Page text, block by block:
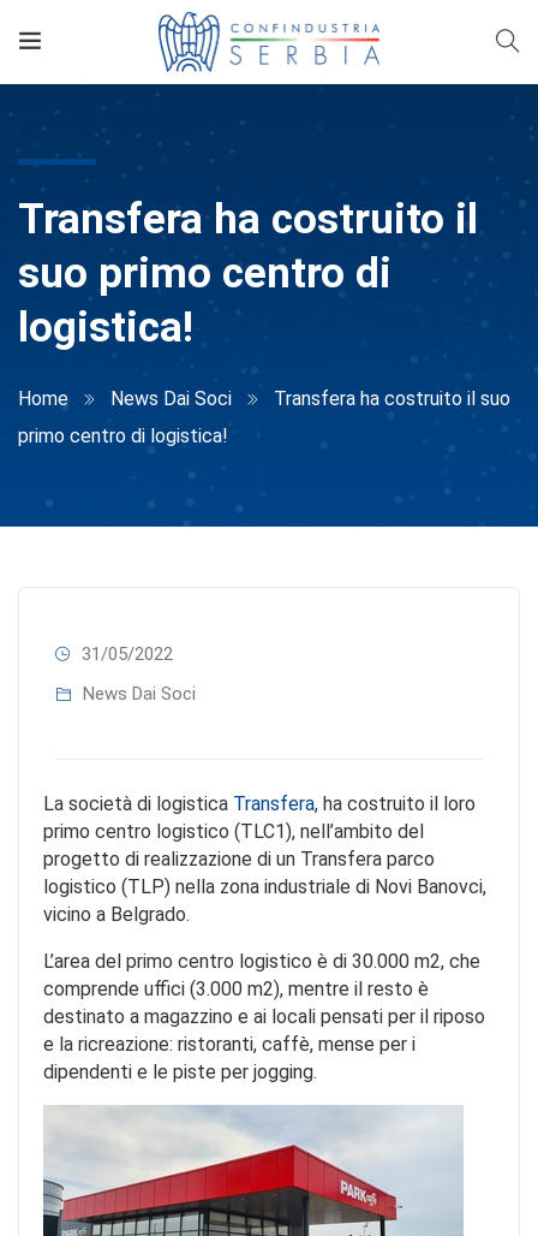
Transfera ha costruito il
suo primo centro di
logistica!
Home News Dai Soci
Transfera ha costruito il suo
primo centro di logistica!
31/05/2022
News Dai Soci
La società di logistica Transfera, ha costruito il loro
primo centro logistico (TLC1), nell’ambito del
progetto di realizzazione di un Transfera parco
logistico (TLP) nella zona industriale di Novi Banovci,
vicino a Belgrado.
L’area del primo centro logistico è di 30.000 m2, che
comprende uffici (3.000 m2), mentre il resto è
destinato a magazzino e ai locali pensati per il riposo
e la ricreazione: ristoranti, caffè, mense per i
dipendenti e le piste per jogging.